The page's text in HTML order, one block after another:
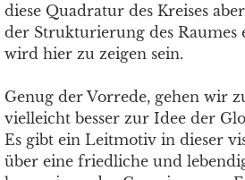
diese Quadratur des Kreises
der Strukturierung des Raumes
wird hier zu zeigen sein.
Genug der Vorrede, gehen wir
vielleicht besser zur Idee der
Es gibt ein Leitmotiv in dieser
über eine friedliche und